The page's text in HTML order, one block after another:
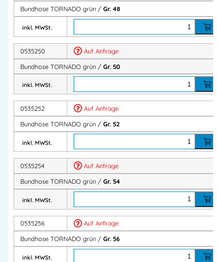
­Zwei eingesetzte Seitentaschen
Zwei Gesäßtaschen davon eine mit Patte
Eine Schenkeltasche links mit Patte
Eine doppelte Zollstabtasche
Eine Hammerschlaufe
5 cm Saumzugabe zum Verlängern der Schrittlänge
Material:65% Polyester, 35% Baumwolle, 325 g/m2
Tornado Berufsbekleidung Kollektion.
Robuste Berufsbekleidung oder auch Arbeitsbekleidung
Robuste Berufskleidung oder auch Arbeitskleidung
05352 Kategorie:TORNADO MG
Herstellerinformationen
Importeur:
Herstelleranschrift:
Waldegg 4
5225 Jeging – AUSTRIA
Mehr Information E-Mail: info@bannenberg.at
Bundhose TORNADO grün / Gr. 48
inkl. MWSt.
0535250
Auf Anfrage
Bundhose TORNADO grün / Gr. 50
inkl. MWSt.
0535252
Auf Anfrage
Bundhose TORNADO grün / Gr. 52
inkl. MWSt.
0535254
Auf Anfrage
Bundhose TORNADO grün / Gr. 54
inkl. MWSt.
0535256
Auf Anfrage
Bundhose TORNADO grün / Gr. 56
inkl. MWSt.